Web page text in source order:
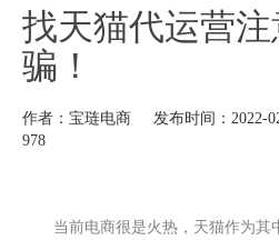
找天猫代运营
骗！
作者：宝琏电商 发布时间：2022-
978
当前电商很是火热，天猫作为其